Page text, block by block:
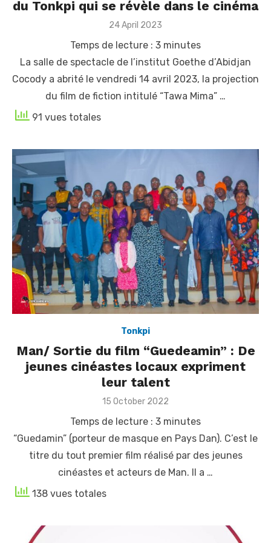
du Tonkpi qui se révèle dans le cinéma
Posted
24 April 2023
Temps de lecture : 3 minutes
La salle de spectacle de l’institut Goethe d’Abidjan
Cocody a abrité le vendredi 14 avril 2023, la projection
du film de fiction intitulé “Tawa Mima” …
91 vues totales
Tonkpi
Man/ Sortie du film “Guedeamin” : De
jeunes cinéastes locaux expriment
leur talent
Posted
15 October 2022
Temps de lecture : 3 minutes
“Guedamin” (porteur de masque en Pays Dan). C’est le
titre du tout premier film réalisé par des jeunes
cinéastes et acteurs de Man. Il a …
138 vues totales